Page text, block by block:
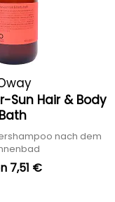
Sun Hair & Body
Bath
nach dem
7,51 €